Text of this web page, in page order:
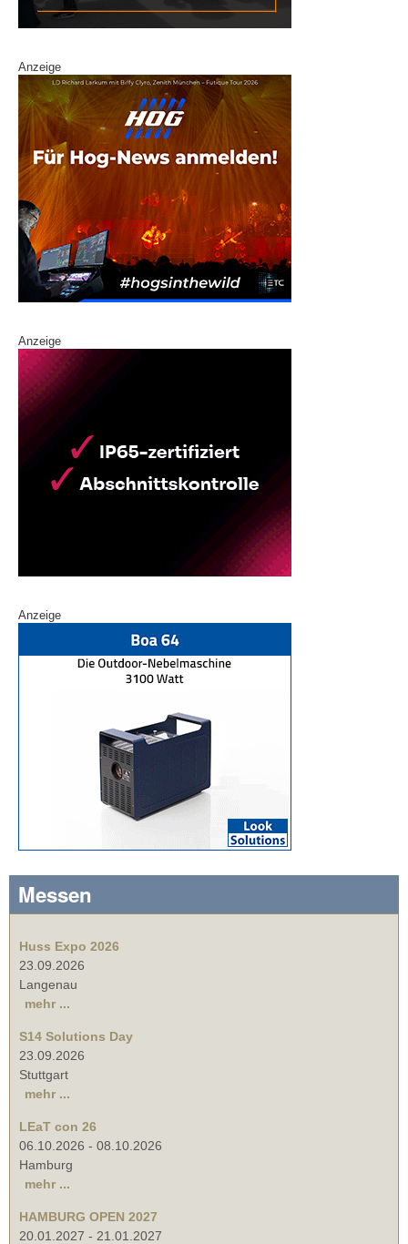
Anzeige
Anzeige
Anzeige
Messen
Huss Expo 2026
23.09.2026
Langenau
mehr ...
S14 Solutions Day
23.09.2026
Stuttgart
mehr ...
LEaT con 26
06.10.2026 - 08.10.2026
Hamburg
mehr ...
HAMBURG OPEN 2027
20.01.2027 - 21.01.2027